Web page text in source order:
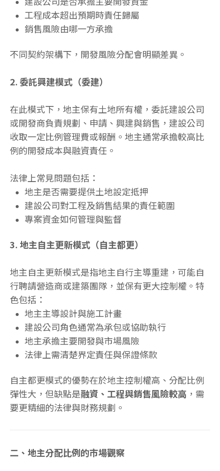
工程成本超出預期時責任歸屬
銷售風險由哪一方承擔
不同契約架構下，開發風險分配會明顯差異。
2. 委託興建模式（委建）
在此模式下，地主保有土地所有權，委託建設公司
或開發商負責規劃、申請、興建與銷售，建設公司
收取一定比例管理費或報酬。地主通常承擔較高比
例的開發成本與融資責任。
法律上常見問題包括：
地主是否需要提供土地設定抵押
建設公司對工程及銷售結果的責任範圍
專案資金如何管理與監督
3. 地主自主更新模式（自主都更）
地主自主更新模式是指地主自行主導重建，可能自
行聘請營造商或建築團隊，並保有更大控制權。特
色包括：
地主主導設計與施工計畫
建設公司角色通常為承包或協助執行
地主承擔主要開發與市場風險
法律上需清楚界定責任與保證條款
自主都更模式的優勢在於地主控制權高、分配比例
彈性大，但缺點是融資、工程與銷售風險較高 ，需
要更精細的法律與財務規劃。
二、地主分配比例的市場觀察